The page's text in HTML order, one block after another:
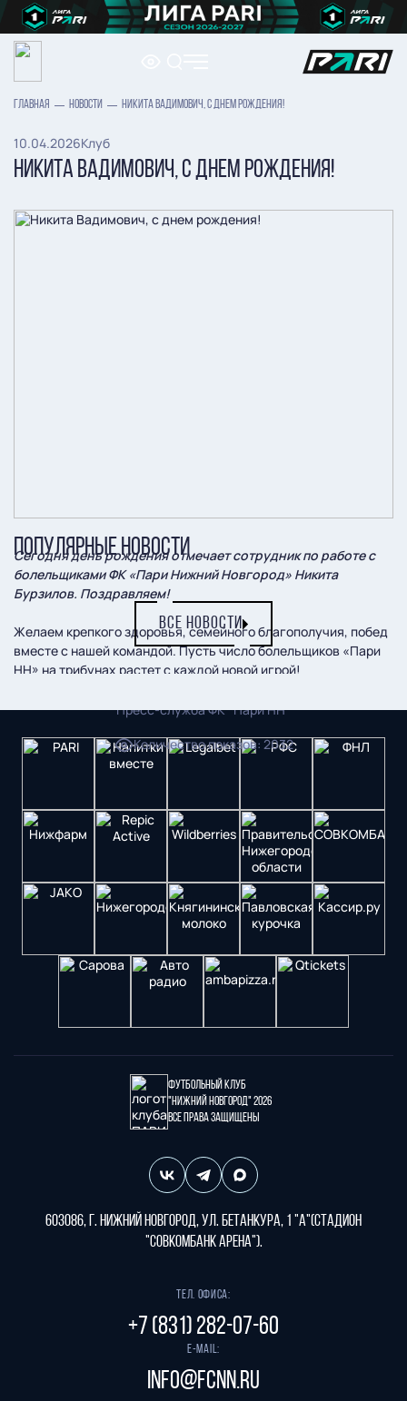
ГЛАВНАЯ НОВОСТИ НИКИТА ВАДИМОВИЧ, С ДНЕМ РОЖДЕНИЯ!
10.04.2026Клуб
НИКИТА ВАДИМОВИЧ, С ДНЕМ РОЖДЕНИЯ!
Сегодня день рождения отмечает сотрудник по работе с
болельщиками ФК «Пари Нижний Новгород» Никита
Бурзилов. Поздравляем!
Желаем крепкого здоровья, семейного благополучия, побед
вместе с нашей командой. Пусть число болельщиков «Пари
НН» на трибунах растет с каждой новой игрой!
Пресс-служба ФК "Пари НН"
Количество показов: 2032
ПОПУЛЯРНЫЕ НОВОСТИ
ВСЕ НОВОСТИ
Футбольный клуб
"Нижний Новгород" 2026
Все права защищены
603086, г. Нижний Новгород, ул. Бетанкура, 1 "А"(стадион
"СОВКОМБАНК АРЕНА").
Тел. офиса:
+7 (831) 282-07-60
E-mail:
info@fcnn.ru